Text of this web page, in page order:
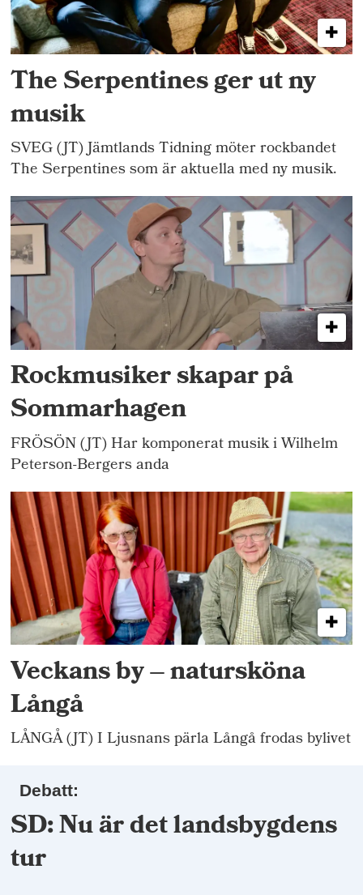
The Serpentines ger ut ny
musik
SVEG (JT) Jämtlands Tidning möter rockbandet
The Serpentines som är aktuella med ny musik.
Rockmusiker skapar på
Sommarhagen
FRÖSÖN (JT) Har komponerat musik i Wilhelm
Peterson-Bergers anda
Veckans by – natursköna
Långå
LÅNGÅ (JT) I Ljusnans pärla Långå frodas bylivet
Debatt:
SD: Nu är det landsbygdens
tur